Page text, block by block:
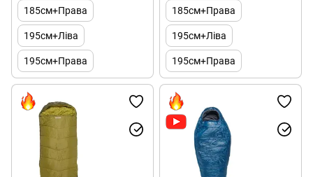
185см+Права
195см+Ліва
195см+Права
185см+Права
195см+Ліва
195см+Права